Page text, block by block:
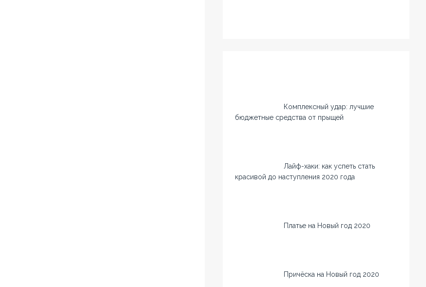
Комплексный удар: лучшие
бюджетные средства от прыщей
Лайф-хаки: как успеть стать
красивой до наступления 2020 года
Платье на Новый год 2020
Причёска на Новый год 2020